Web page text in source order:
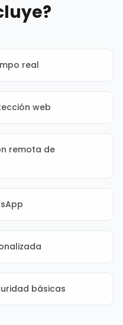
real
web
remota de
básicas